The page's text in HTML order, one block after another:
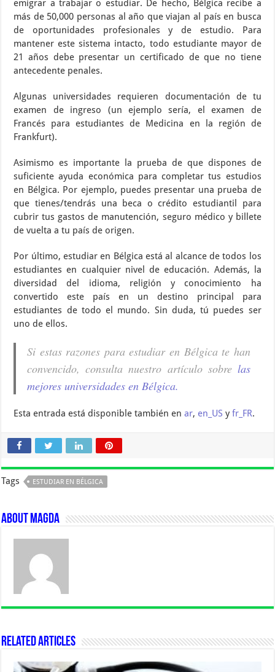
emigrar a trabajar o estudiar. De hecho, Bélgica recibe a
más de 50,000 personas al año que viajan al país en busca
de oportunidades profesionales y de estudio. Para
mantener este sistema intacto, todo estudiante mayor de
21 años debe presentar un certificado de que no tiene
antecedente penales.
Algunas universidades requieren documentación de tu
examen de ingreso (un ejemplo sería, el examen de
Francés para estudiantes de Medicina en la región de
Frankfurt).
Asimismo es importante la prueba de que dispones de
suficiente ayuda económica para completar tus estudios
en Bélgica. Por ejemplo, puedes presentar una prueba de
que tienes/tendrás una beca o crédito estudiantil para
cubrir tus gastos de manutención, seguro médico y billete
de vuelta a tu país de origen.
Por último, estudiar en Bélgica está al alcance de todos los
estudiantes en cualquier nivel de educación. Además, la
diversidad del idioma, religión y conocimiento ha
convertido este país en un destino principal para
estudiantes de todo el mundo. Sin duda, tú puedes ser
uno de ellos.
Si estas razones para estudiar en Bélgica te han
convencido, consulta nuestro artículo sobre las
mejores universidades en Bélgica.
Esta entrada está disponible también enar, en_US yfr_FR.
Tags ESTUDIAR EN BÉLGICA
About Magda
Related Articles